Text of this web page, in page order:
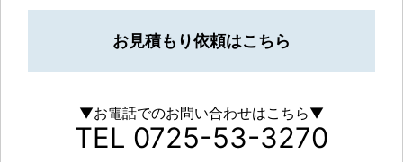
お見積もり依頼はこちら
▼お電話でのお問い合わせはこちら▼
TEL 0725-53-3270